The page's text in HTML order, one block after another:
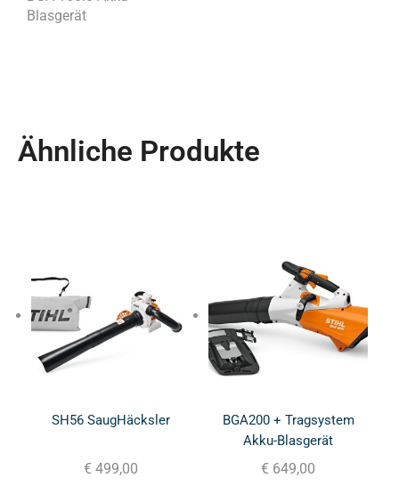
Blasgerät
Ähnliche Produkte
SH56 SaugHäcksler
€ 499,00
BGA200 + Tragsystem
Akku-Blasgerät
€ 649,00